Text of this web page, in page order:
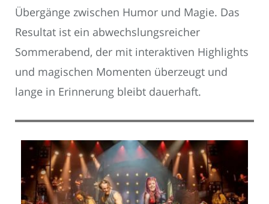
Übergänge zwischen Humor und Magie. Das
Resultat ist ein abwechslungsreicher
Sommerabend, der mit interaktiven Highlights
und magischen Momenten überzeugt und
lange in Erinnerung bleibt dauerhaft.